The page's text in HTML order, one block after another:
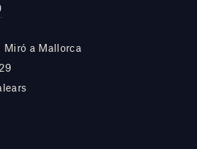
Miró a Mallorca